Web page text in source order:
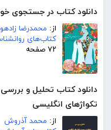
دانلود کتاب در جستجوی
از: محمدرضا
کتاب‌های
۷۲ صفحه
دانلود کتاب تحلیل و
تکواژهای انگلیسی
از: محمد آذروش